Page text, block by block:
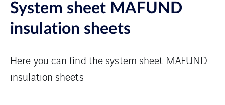
System sheet MAFUND
insulation sheets
Here you can find the system sheet MAFUND
insulation sheets